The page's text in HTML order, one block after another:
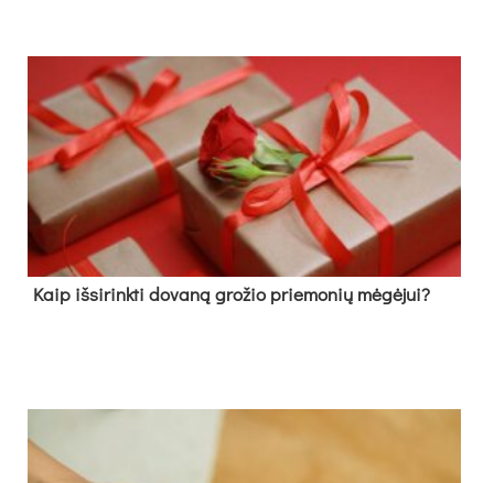
Kaip išsirinkti dovaną grožio priemonių mėgėjui?